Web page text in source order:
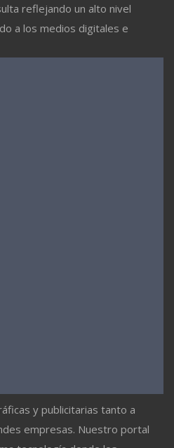
reflejando un alto nivel
a los medios digitales e
y publicitarias tanto a
empresas. Nuestro portal